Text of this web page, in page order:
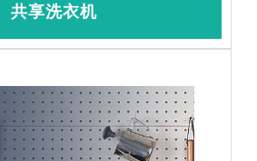
共享洗衣机